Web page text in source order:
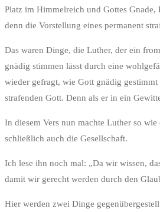
Platz im Himmelreich und Gottes
denn die Vorstellung eines permanent
Das waren Dinge, die Luther, der ein
gnädig stimmen lässt durch eine
wieder gefragt, wie Gott gnädig
strafenden Gott. Denn als er in ein
In diesem Vers nun machte Luther so
schließlich auch die Gesellschaft.
Ich lese ihn noch mal: „Da wir wissen,
damit wir gerecht werden durch den
Hier werden zwei Dinge